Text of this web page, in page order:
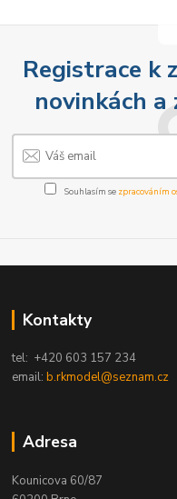
Registrace k
novinkách a
Souhlasím se zpracováním
Kontakty
tel: +420 603 157 234
email:b.rkmodel@seznam.cz
Adresa
Kounicova 60/87